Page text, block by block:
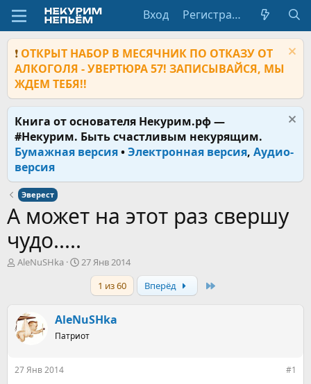
Вход Регистрация
❗ ОТКРЫТ НАБОР В МЕСЯЧНИК ПО ОТКАЗУ ОТ
АЛКОГОЛЯ - УВЕРТЮРА 57! ЗАПИСЫВАЙСЯ, МЫ
ЖДЕМ ТЕБЯ!!
Книга от основателя Некурим.рф —
#Некурим. Быть счастливым некурящим.
Бумажная версия•Электронная версия, Аудио-
версия
Эверест
А может на этот раз свершу
чудо.....
А
т
е
AleNuSHka
Д
а
ч
27 Янв 2014
1 из 60
Вперёд
AleNuSHka
Патриот
27 Янв 2014 #1